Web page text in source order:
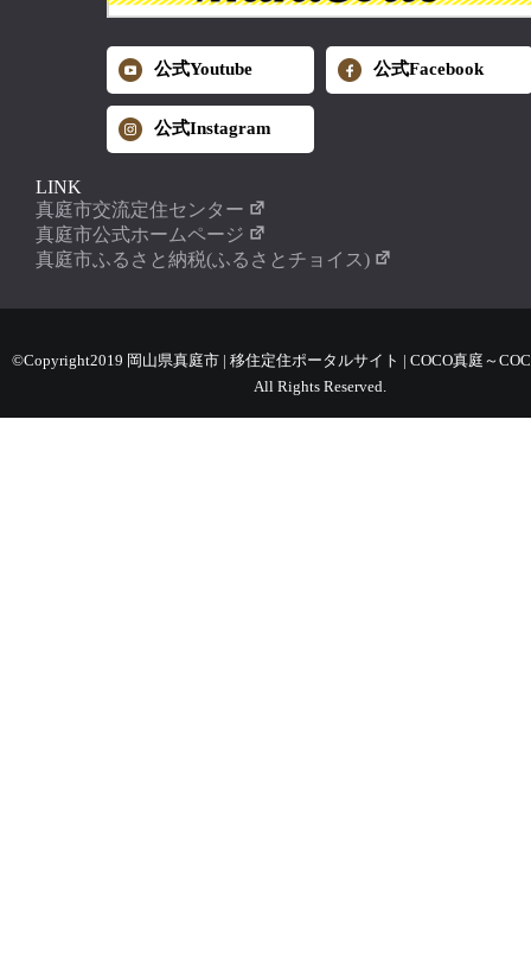
公式Youtube 公式Facebook
公式Instagram
LINK
真庭市交流定住センター
真庭市公式ホームページ
真庭市ふるさと納税(ふるさとチョイス)
©Copyright2019 岡山県真庭市 | 移住定住ポータルサイト | COCO真庭～
All Rights Reserved.